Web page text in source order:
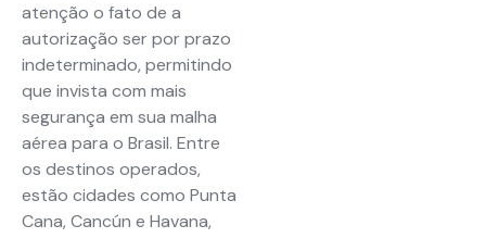
atenção o fato de a
autorização ser por prazo
indeterminado, permitindo
que invista com mais
segurança em sua malha
aérea para o Brasil. Entre
os destinos operados,
estão cidades como Punta
Cana, Cancún e Havana,